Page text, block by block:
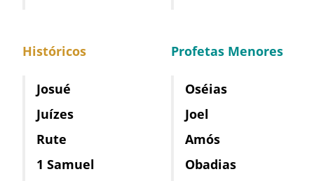
Históricos
Josué
Juízes
Rute
1 Samuel
Profetas Menores
Oséias
Joel
Amós
Obadias